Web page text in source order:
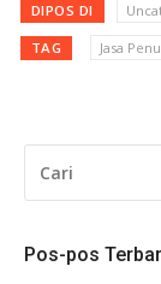
DIPOS DI
TAG Jasa
UNTUK:
Pos-pos